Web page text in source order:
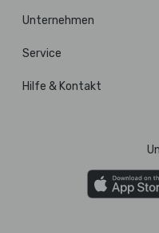
Unternehmen
Service
Hilfe & Kontakt